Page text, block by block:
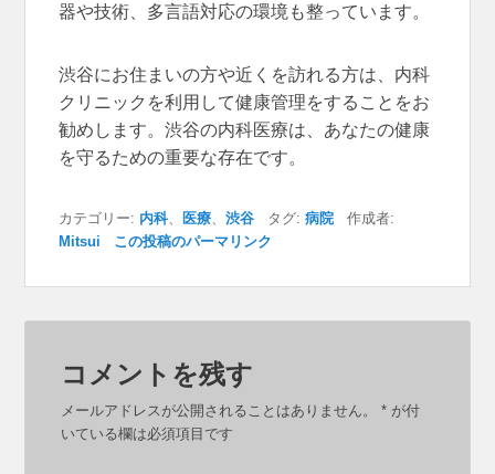
器や技術、多言語対応の環境も整っています。
渋谷にお住まいの方や近くを訪れる方は、内科
クリニックを利用して健康管理をすることをお
勧めします。渋谷の内科医療は、あなたの健康
を守るための重要な存在です。
カテゴリー: 内科、 医療 、渋谷 タグ:病院 作成者:
Mitsui
この投稿のパーマリンク
コメントを残す
メールアドレスが公開されることはありません。 * が付
いている欄は必須項目です